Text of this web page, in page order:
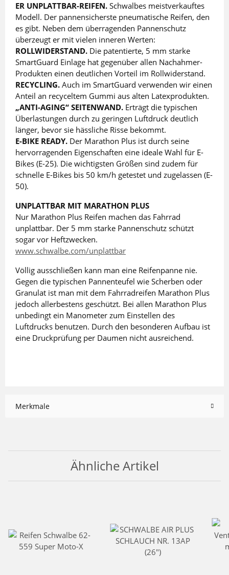
ER UNPLATTBAR-REIFEN. Schwalbes meistverkauftes
Modell. Der pannensicherste pneumatische Reifen, den
es gibt. Neben dem überragenden Pannenschutz
überzeugt er mit vielen inneren Werten:
ROLLWIDERSTAND. Die patentierte, 5 mm starke
SmartGuard Einlage hat gegenüber allen Nachahmer-
Produkten einen deutlichen Vorteil im Rollwiderstand.
RECYCLING. Auch im SmartGuard verwenden wir einen
Anteil an recyceltem Gummi aus alten Latexprodukten.
„ANTI-AGING“ SEITENWAND. Erträgt die typischen
Überlastungen durch zu geringen Luftdruck deutlich
länger, bevor sie hässliche Risse bekommt.
E-BIKE READY. Der Marathon Plus ist durch seine
hervorragenden Eigenschaften eine ideale Wahl für E-
Bikes (E-25). Die wichtigsten Größen sind zudem für
schnelle E-Bikes bis 50 km/h getestet und zugelassen (E-
50).
UNPLATTBAR MIT MARATHON PLUS
Nur Marathon Plus Reifen machen das Fahrrad
unplattbar. Der 5 mm starke Pannenschutz schützt
sogar vor Heftzwecken.
www.schwalbe.com/unplattbar
Völlig ausschließen kann man eine Reifenpanne nie.
Gegen die typischen Pannenteufel wie Scherben oder
Granulat ist man mit dem Fahrradreifen Marathon Plus
jedoch allerbestens geschützt. Bei allen Marathon Plus
unbedingt ein Manometer zum Einstellen des
Luftdrucks benutzen. Durch den besonderen Aufbau ist
eine Druckprüfung per Daumen nicht ausreichend.
Merkmale
Ähnliche Artikel